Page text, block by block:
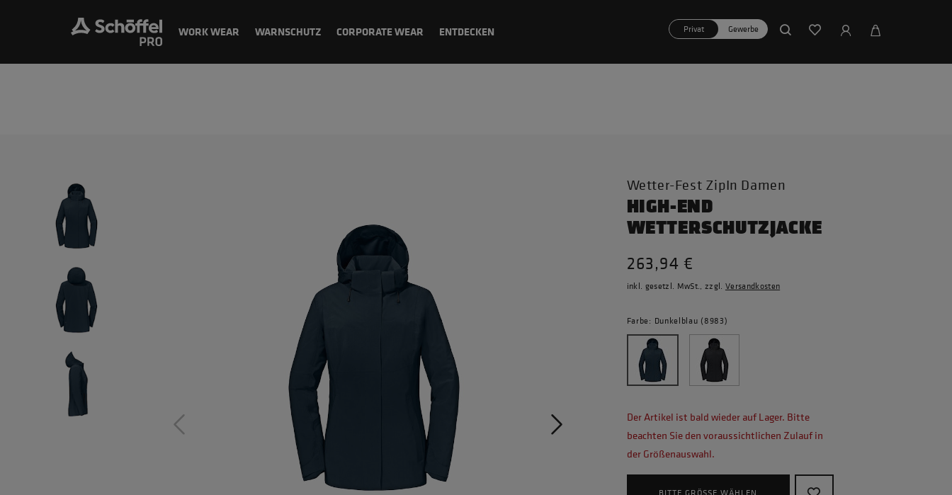
WORK WEAR WARNSCHUTZ CORPORATE WEAR ENTDECKEN Privat Gewerbe
Wetter-Fest ZipIn Damen
HIGH-END
WETTERSCHUTZJACKE
263,94 €
inkl. gesetzl. MwSt., zzgl. Versandkosten
Farbe: Dunkelblau (8983)
Der Artikel ist bald wieder auf Lager. Bitte
beachten Sie den voraussichtlichen Zulauf in
der Größenauswahl.